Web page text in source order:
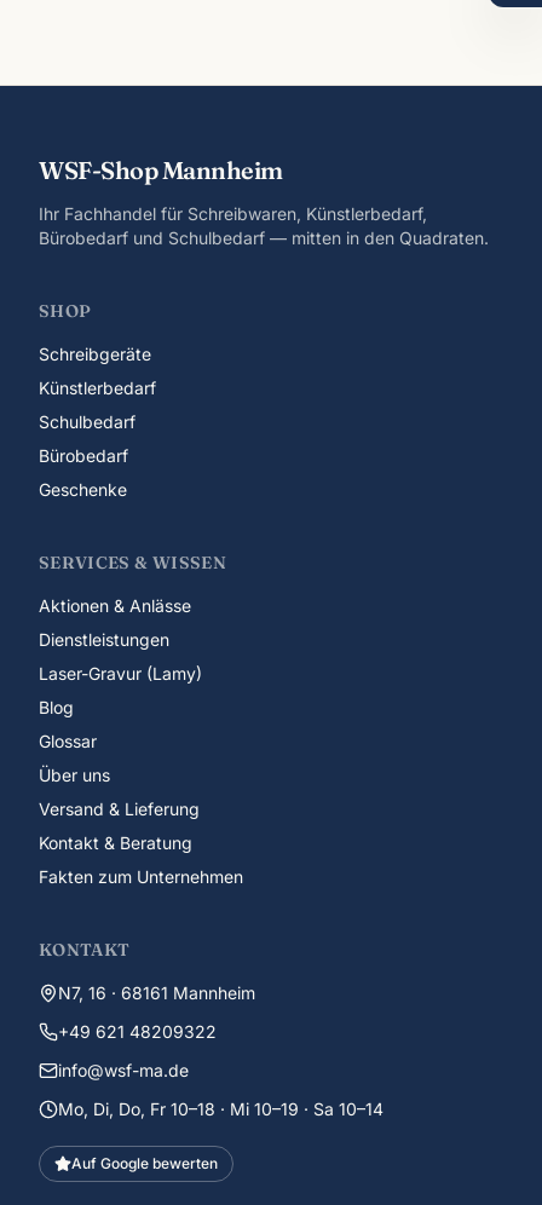
WSF-Shop Mannheim
Ihr Fachhandel für Schreibwaren, Künstlerbedarf,
Bürobedarf und Schulbedarf — mitten in den Quadraten.
SHOP
Schreibgeräte
Künstlerbedarf
Schulbedarf
Bürobedarf
Geschenke
SERVICES & WISSEN
Aktionen & Anlässe
Dienstleistungen
Laser-Gravur (Lamy)
Blog
Glossar
Über uns
Versand & Lieferung
Kontakt & Beratung
Fakten zum Unternehmen
KONTAKT
N7, 16 · 68161 Mannheim
+49 621 48209322
info@wsf-ma.de
Mo, Di, Do, Fr 10–18 · Mi 10–19 · Sa 10–14
Auf Google bewerten